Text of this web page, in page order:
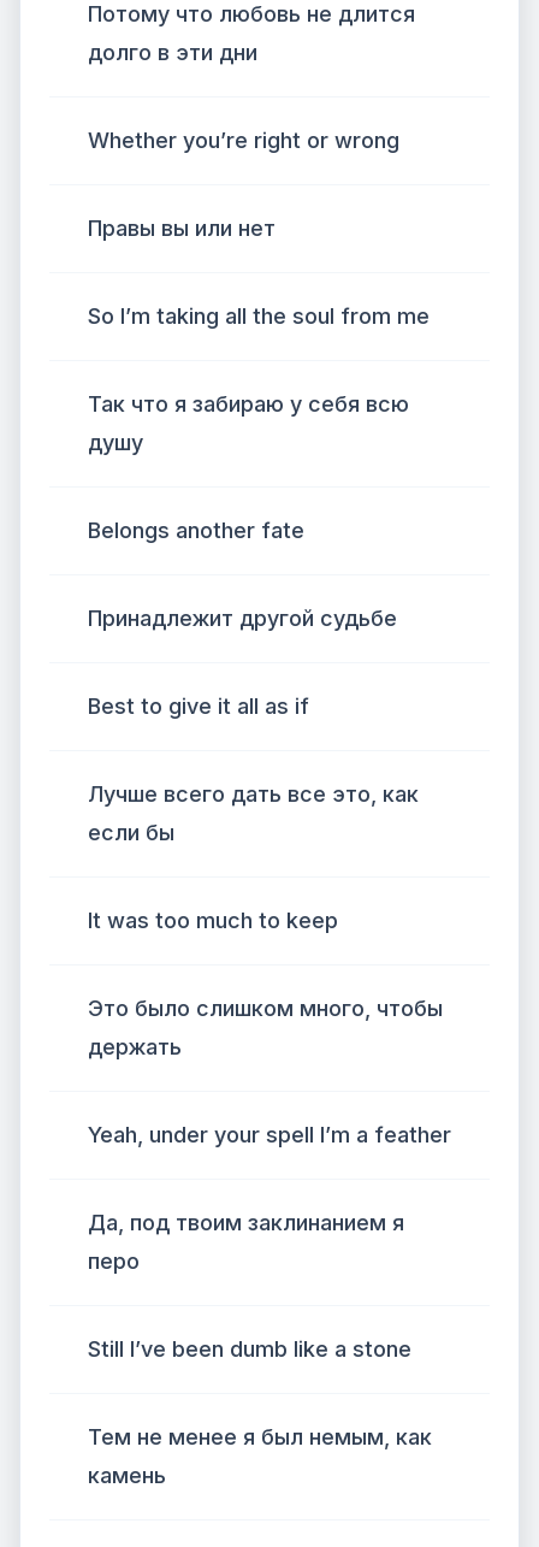
Потому что любовь не длится
долго в эти дни
Whether you’re right or wrong
Правы вы или нет
So I’m taking all the soul from me
Так что я забираю у себя всю
душу
Belongs another fate
Принадлежит другой судьбе
Best to give it all as if
Лучше всего дать все это, как
если бы
It was too much to keep
Это было слишком много, чтобы
держать
Yeah, under your spell I’m a feather
Да, под твоим заклинанием я
перо
Still I’ve been dumb like a stone
Тем не менее я был немым, как
камень